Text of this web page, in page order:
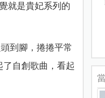
就是貴妃系列的
到腳，捲捲平常
自創歌曲，看起